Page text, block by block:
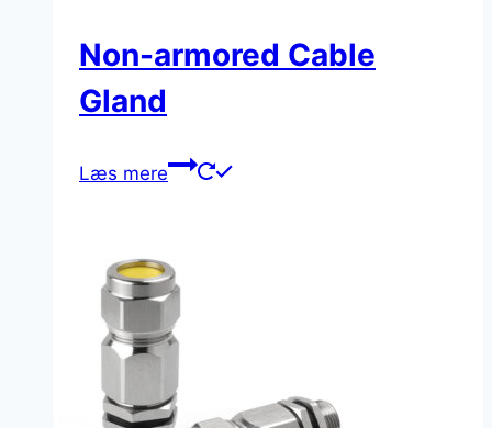
Non-armored Cable
Gland
Læs mere